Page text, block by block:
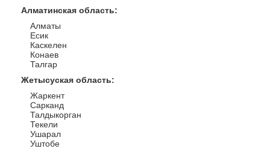
Алматинская область:
Алматы
Есик
Каскелен
Конаев
Талгар
Жетысуская область:
Жаркент
Сарканд
Талдыкорган
Текели
Ушарал
Уштобе